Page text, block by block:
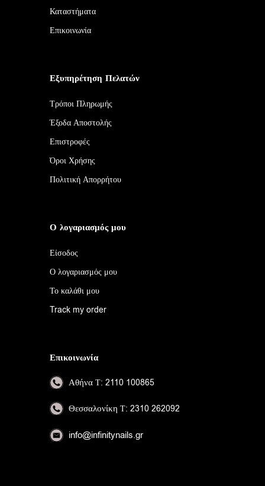
Καταστήματα
Επικοινωνία
Εξυπηρέτηση Πελατών
Τρόποι Πληρωμής
Έξοδα Αποστολής
Επιστροφές
Όροι Χρήσης
Πολιτική Απορρήτου
Ο λογαριασμός μου
Είσοδος
Ο λογαριασμός μου
Το καλάθι μου
Track my order
Επικοινωνία
ΑθήναΤ: 2110 100865
ΘεσσαλονίκηΤ: 2310 262092
info@infinitynails.gr